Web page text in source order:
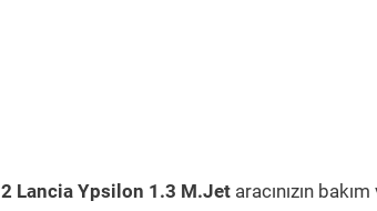
Lancia Ypsilon 1.3 M.Jet aracınızın bakım